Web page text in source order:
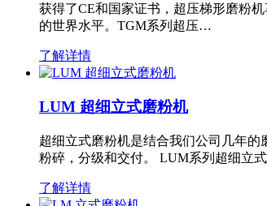
获得了CE和国家证书，超压梯形磨粉
的世界水平。TGM系列超压…
了解详情
LUM 超细立式磨粉机
超细立式磨粉机是结合我们公司几年
粉碎，分级和交付。 LUM系列超细立
了解详情